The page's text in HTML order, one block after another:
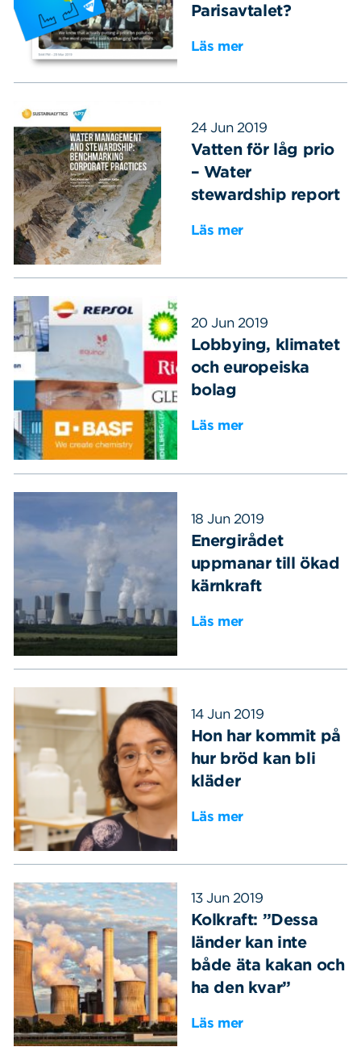
Parisavtalet?
Läs mer
24 Jun 2019
Vatten för låg prio
– Water
stewardship report
Läs mer
20 Jun 2019
Lobbying, klimatet
och europeiska
bolag
Läs mer
18 Jun 2019
Energirådet
uppmanar till ökad
kärnkraft
Läs mer
14 Jun 2019
Hon har kommit på
hur bröd kan bli
kläder
Läs mer
13 Jun 2019
Kolkraft: ”Dessa
länder kan inte
både äta kakan och
ha den kvar”
Läs mer
Sök på sidan:Sök
efter: